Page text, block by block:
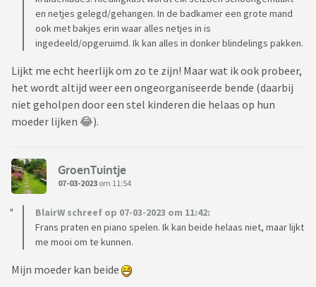
en netjes gelegd/gehangen. In de badkamer een grote mand
ook met bakjes erin waar alles netjes in is
ingedeeld/opgeruimd. Ik kan alles in donker blindelings pakken.
Lijkt me echt heerlijk om zo te zijn! Maar wat ik ook probeer,
het wordt altijd weer een ongeorganiseerde bende (daarbij
niet geholpen door een stel kinderen die helaas op hun
moeder lijken 😂).
GroenTuintje
07-03-2023 om 11:54
BlairW schreef op 07-03-2023 om 11:42:
Frans praten en piano spelen. Ik kan beide helaas niet, maar lijkt
me mooi om te kunnen.
Mijn moeder kan beide